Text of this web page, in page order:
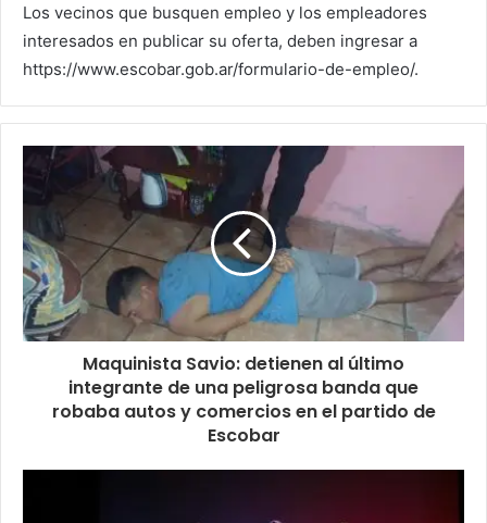
Los vecinos que busquen empleo y los empleadores
interesados en publicar su oferta, deben ingresar a
https://www.escobar.gob.ar/formulario-de-empleo/.
Maquinista Savio: detienen al último
integrante de una peligrosa banda que
robaba autos y comercios en el partido de
Escobar